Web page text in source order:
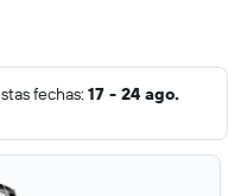
fechas: 17 - 24 ago.